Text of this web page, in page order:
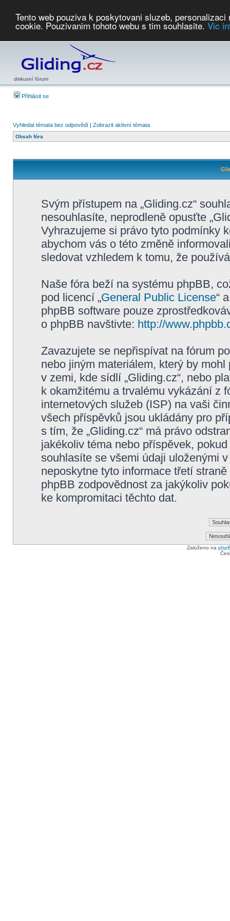
Tento web pouziva k poskytovani sluzeb,
cookie. Pouzivanim tohoto webu s tim souhlasite. Vic
diskusní fórum
Přihlásit se
Vyhledat témata bez odpovědí | Zobrazit aktivní témata
Obsah fóra
Svým přístupem na „Gliding.cz“
nesouhlasíte, neprodleně opusťte
Vyhrazujeme si právo tyto podmínky
abychom vás o této změně
sledovat vzhledem k tomu, že
Naše fóra beží na systému phpBB,
pod licencí „General Public License“
phpBB software pouze
o phpBB navštivte: http://
Zavazujete se nepřispívat na fórum
nebo jiným materiálem, který by
v zemi, kde sídlí „Gliding.cz“, nebo
k okamžitému a trvalému vykázání z
internetových služeb (ISP) na vaši
všech příspěvků jsou ukládány pro
s tím, že „Gliding.cz“ má právo
jakékoliv téma nebo příspěvek,
souhlasíte se všemi údaji uloženými
neposkytne tyto informace třetí
phpBB zodpovědnost za jakýkoliv
ke kompromitaci těchto dat.
Založeno na